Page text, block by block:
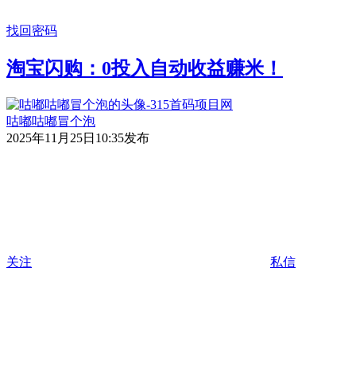
找回密码
淘宝闪购：0投入自动收益赚米！
咕嘟咕嘟冒个泡
2025年11月25日10:35发布
关注 私信